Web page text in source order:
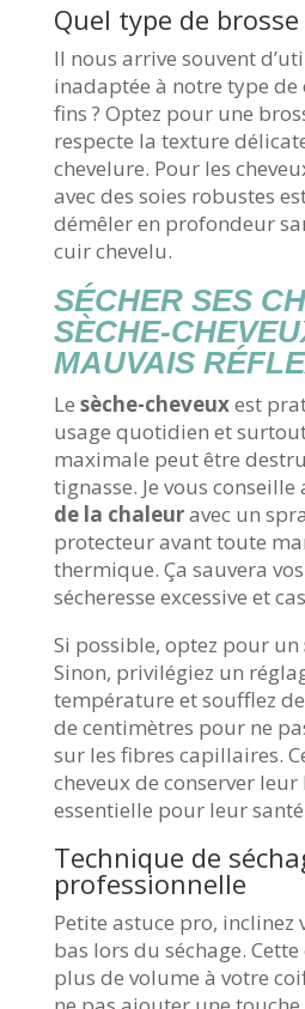
Quel type de brosse
Il nous arrive souvent
inadaptée à notre type de
fins ? Optez pour une
respecte la texture
chevelure. Pour les
avec des soies robustes
démêler en profondeur
cuir chevelu.
SÉCHER SES
SÈCHE-
MAUVAIS
Le sèche-cheveuxest
usage quotidien et
maximale peut être
tignasse. Je vous conseille
de la chaleuravec un
protecteur avant toute
thermique. Ça sauvera
sécheresse excessive et
Si possible, optez pour un
Sinon, privilégiez un
température et soufflez
de centimètres pour ne
sur les fibres capillaires.
cheveux de conserver
essentielle pour leur
Technique de
professionnelle
Petite astuce pro, inclinez
bas lors du séchage.
plus de volume à votre